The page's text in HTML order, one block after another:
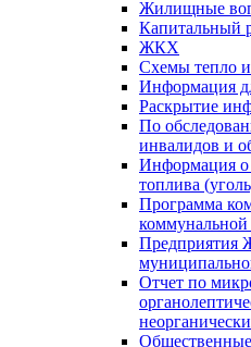
Жилищные
Капитальный
ЖКХ
Схемы тепло
Информация
Раскрытие
По
инвалидов и
Информация о
топлива
Программа
Предприятия
Отчет по